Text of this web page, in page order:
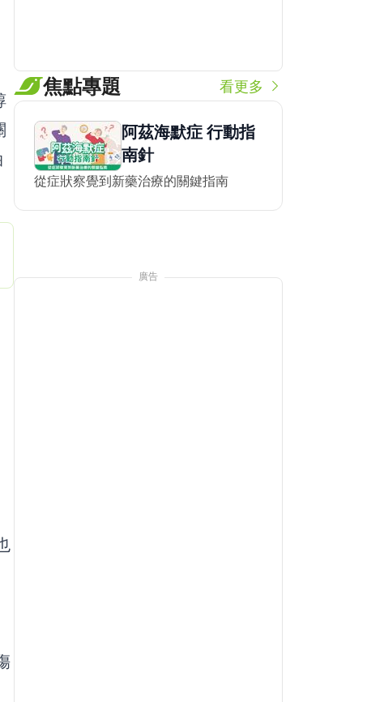
焦點專題 看更多
阿茲海默症 行動指
南針
從症狀察覺到新藥治療的關鍵指南
廣告